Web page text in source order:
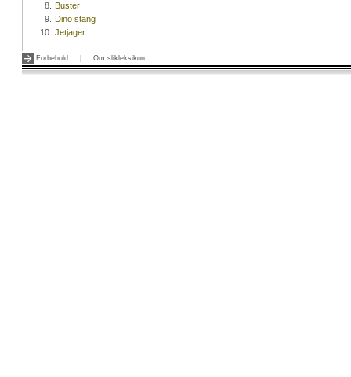
8. Buster
9. Dino stang
10. Jetjager
Forbehold Om slikleksikon